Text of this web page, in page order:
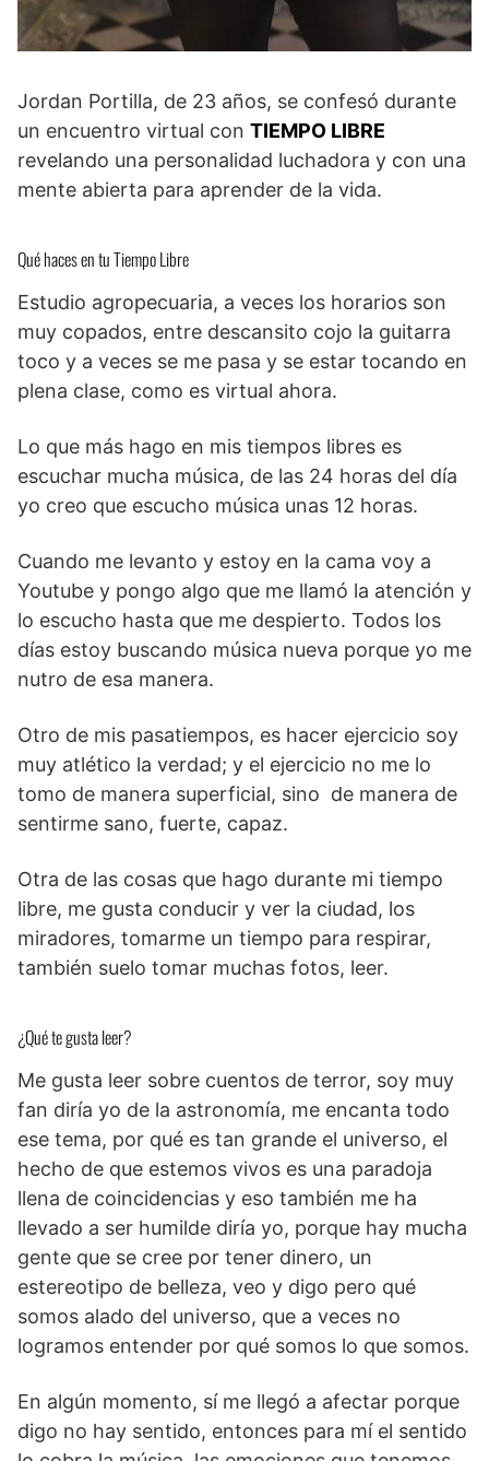
Jordan Portilla, de 23 años, se confesó durante
un encuentro virtual con TIEMPO LIBRE
revelando una personalidad luchadora y con una
mente abierta para aprender de la vida.
Qué haces en tu Tiempo Libre
Estudio agropecuaria, a veces los horarios son
muy copados, entre descansito cojo la guitarra
toco y a veces se me pasa y se estar tocando en
plena clase, como es virtual ahora.
Lo que más hago en mis tiempos libres es
escuchar mucha música, de las 24 horas del día
yo creo que escucho música unas 12 horas.
Cuando me levanto y estoy en la cama voy a
Youtube y pongo algo que me llamó la atención y
lo escucho hasta que me despierto. Todos los
días estoy buscando música nueva porque yo me
nutro de esa manera.
Otro de mis pasatiempos, es hacer ejercicio soy
muy atlético la verdad; y el ejercicio no me lo
tomo de manera superficial, sino de manera de
sentirme sano, fuerte, capaz.
Otra de las cosas que hago durante mi tiempo
libre, me gusta conducir y ver la ciudad, los
miradores, tomarme un tiempo para respirar,
también suelo tomar muchas fotos, leer.
¿Qué te gusta leer?
Me gusta leer sobre cuentos de terror, soy muy
fan diría yo de la astronomía, me encanta todo
ese tema, por qué es tan grande el universo, el
hecho de que estemos vivos es una paradoja
llena de coincidencias y eso también me ha
llevado a ser humilde diría yo, porque hay mucha
gente que se cree por tener dinero, un
estereotipo de belleza, veo y digo pero qué
somos alado del universo, que a veces no
logramos entender por qué somos lo que somos.
En algún momento, sí me llegó a afectar porque
digo no hay sentido, entonces para mí el sentido